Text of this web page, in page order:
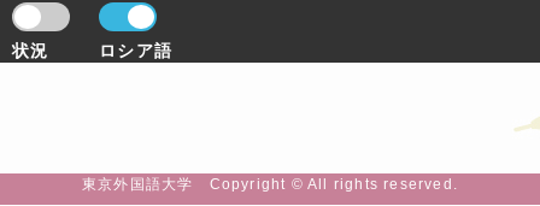
状況 ロシア語
東京外国語大学 Copyright © All rights reserved.